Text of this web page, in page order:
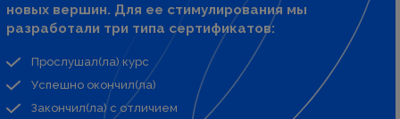
новых вершин. Для ее стимулирования мы
разработали три типа сертификатов:
Прослушал(ла) курс
Успешно окончил(ла)
Закончил(ла) с отличием